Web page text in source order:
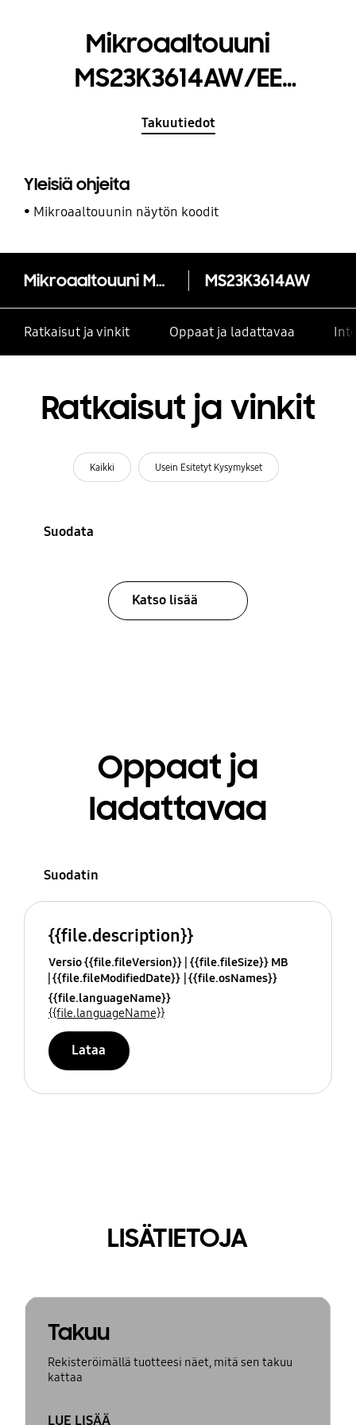
Mikroaaltouuni
MS23K3614AW/EE
Ceramic Inside™ 23 L
Takuutiedot
Yleisiä ohjeita
Mikroaaltouunin näytön koodit
Mikroaaltouuni MS23K3614AW/EE Ceramic Inside™ 23 L MS23K3614AW
Ratkaisut ja vinkit Oppaat ja ladattavaa
Ratkaisut ja vinkit
Kaikki Usein Esitetyt Kysymykset
Suodata
Katso lisää
Oppaat ja
ladattavaa
Suodatin
{{file.description}}
Versio {{file.fileVersion}} {{file.fileSize}} MB
{{file.fileModifiedDate}} {{file.osNames}}
{{file.languageName}}
{{file.languageName}}
Lataa
LISÄTIETOJA
Takuu
Rekisteröimällä tuotteesi näet, mitä sen takuu
kattaa
LUE LISÄÄ